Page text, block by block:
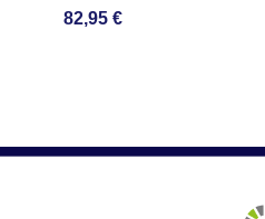
CONTÍNUOS DE QUARTZO
82,95 €